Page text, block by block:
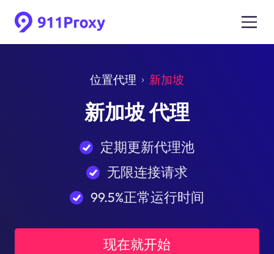
位置代理 新加坡
新加坡 代理
定期更新代理池
无限连接请求
99.5%正常运行时间
现在就开始